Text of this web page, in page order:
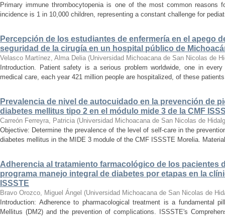
Primary immune thrombocytopenia is one of the most common reasons
incidence is 1 in 10,000 children, representing a constant challenge for
Percepción de los estudiantes de enfermería en el apego
seguridad de la cirugía en un hospital público de
Velasco Martínez, Alma Delia (Universidad Michoacana de San Nicolas de
Introduction. Patient safety is a serious problem worldwide, one in
medical care, each year 421 million people are hospitalized, of these
Prevalencia de nivel de autocuidado en la prevención de
diabetes mellitus tipo 2 en el módulo mide 3 de la CMF
Carreón Ferreyra, Patricia (Universidad Michoacana de San Nicolas de
Objective: Determine the prevalence of the level of self-care in the
diabetes mellitus in the MIDE 3 module of the CMF ISSSTE Morelia.
Adherencia al tratamiento farmacológico de los pacientes
programa manejo integral de diabetes por etapas en la
ISSSTE
Bravo Orozco, Miguel Ángel (Universidad Michoacana de San Nicolas de
Introduction: Adherence to pharmacological treatment is a fundamental
Mellitus (DM2) and the prevention of complications. ISSSTE's